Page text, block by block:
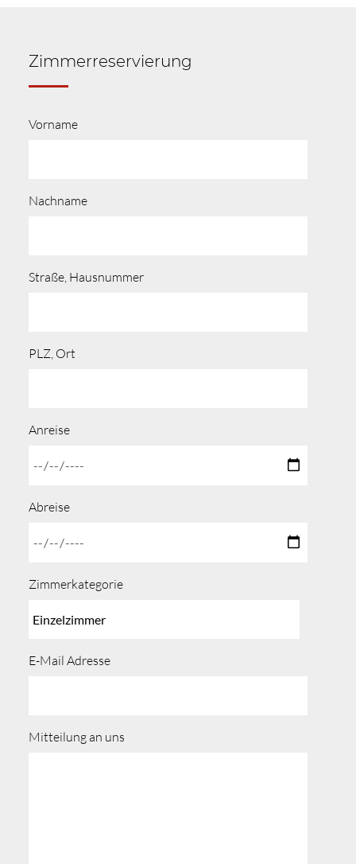
Zimmerreservierung
Vorname
Nachname
Straße, Hausnummer
PLZ, Ort
Anreise
Abreise
Zimmerkategorie
E-Mail Adresse
Mitteilung an uns